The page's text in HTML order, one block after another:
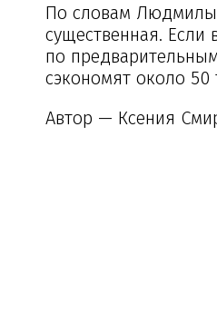
По словам Людмилы
существенная. Если
по
сэкономят около 50
Автор — Ксения